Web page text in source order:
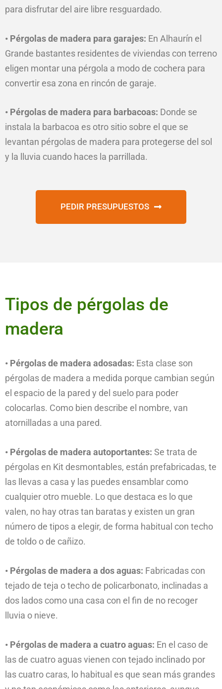
para disfrutar del aire libre resguardado.
• Pérgolas de madera para garajes: En Alhaurín el
Grande bastantes residentes de viviendas con terreno
eligen montar una pérgola a modo de cochera para
convertir esa zona en rincón de garaje.
• Pérgolas de madera para barbacoas: Donde se
instala la barbacoa es otro sitio sobre el que se
levantan pérgolas de madera para protegerse del sol
y la lluvia cuando haces la parrillada.
PEDIR PRESUPUESTOS
Tipos de pérgolas de
madera
• Pérgolas de madera adosadas: Esta clase son
pérgolas de madera a medida porque cambian según
el espacio de la pared y del suelo para poder
colocarlas. Como bien describe el nombre, van
atornilladas a una pared.
• Pérgolas de madera autoportantes: Se trata de
pérgolas en Kit desmontables, están prefabricadas, te
las llevas a casa y las puedes ensamblar como
cualquier otro mueble. Lo que destaca es lo que
valen, no hay otras tan baratas y existen un gran
número de tipos a elegir, de forma habitual con techo
de toldo o de cañizo.
• Pérgolas de madera a dos aguas: Fabricadas con
tejado de teja o techo de policarbonato, inclinadas a
dos lados como una casa con el fin de no recoger
lluvia o nieve.
• Pérgolas de madera a cuatro aguas: En el caso de
las de cuatro aguas vienen con tejado inclinado por
las cuatro caras, lo habitual es que sean más grandes